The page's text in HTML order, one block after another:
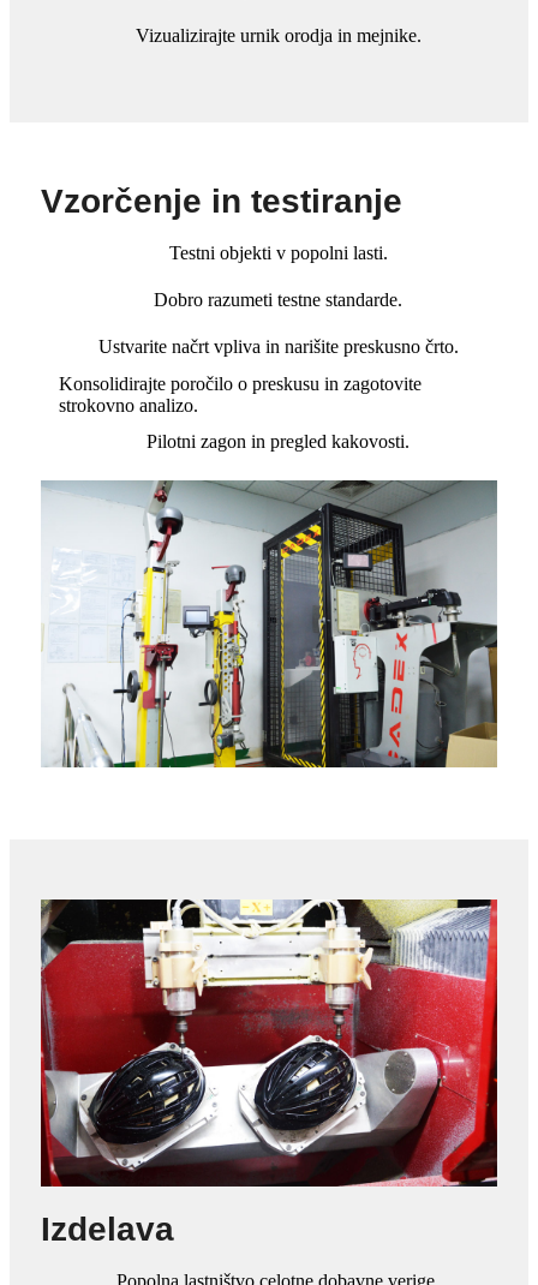
Vizualizirajte urnik orodja in mejnike.
Vzorčenje in testiranje
Testni objekti v popolni lasti.
Dobro razumeti testne standarde.
Ustvarite načrt vpliva in narišite preskusno črto.
Konsolidirajte poročilo o preskusu in zagotovite
strokovno analizo.
Pilotni zagon in pregled kakovosti.
Izdelava